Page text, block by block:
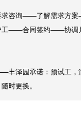
求咨询——了解需求方
——合同签约——协调
丰泽园承诺：预试工，
时更换。